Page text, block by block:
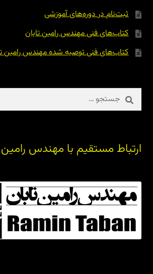
ثبت‌نام در دوره‌های آموزشی
کتاب‌های فنی مهندس رامین تابان
کتاب‌های فنی توصیه شده مهندس رامین
جستجو
برای:
ارتباط مستقیم با مهندس رامین